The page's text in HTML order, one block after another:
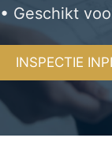
• Geschikt
INSPECTIE